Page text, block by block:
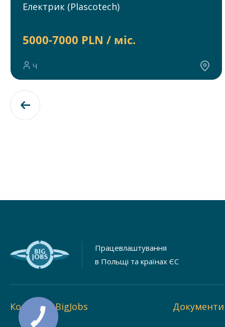
Електрик (Plascotech)
5000-7000 PLN / міс.
Ч
Працевлаштування
в Польщі та країнах ЄС
Компанія BigJobs
Документи